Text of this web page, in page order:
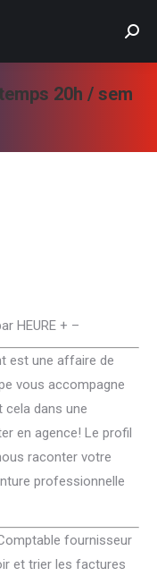
20h / sem
HEURE + –
est une affaire de
vous accompagne
dans une
en agence! Le profil
raconter votre
professionnelle
fournisseur
et trier les factures